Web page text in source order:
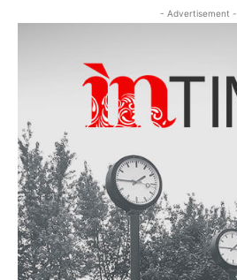
- Advertisement -